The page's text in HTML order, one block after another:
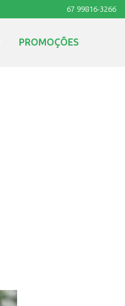
67 99816-3266
PROMOÇÕES